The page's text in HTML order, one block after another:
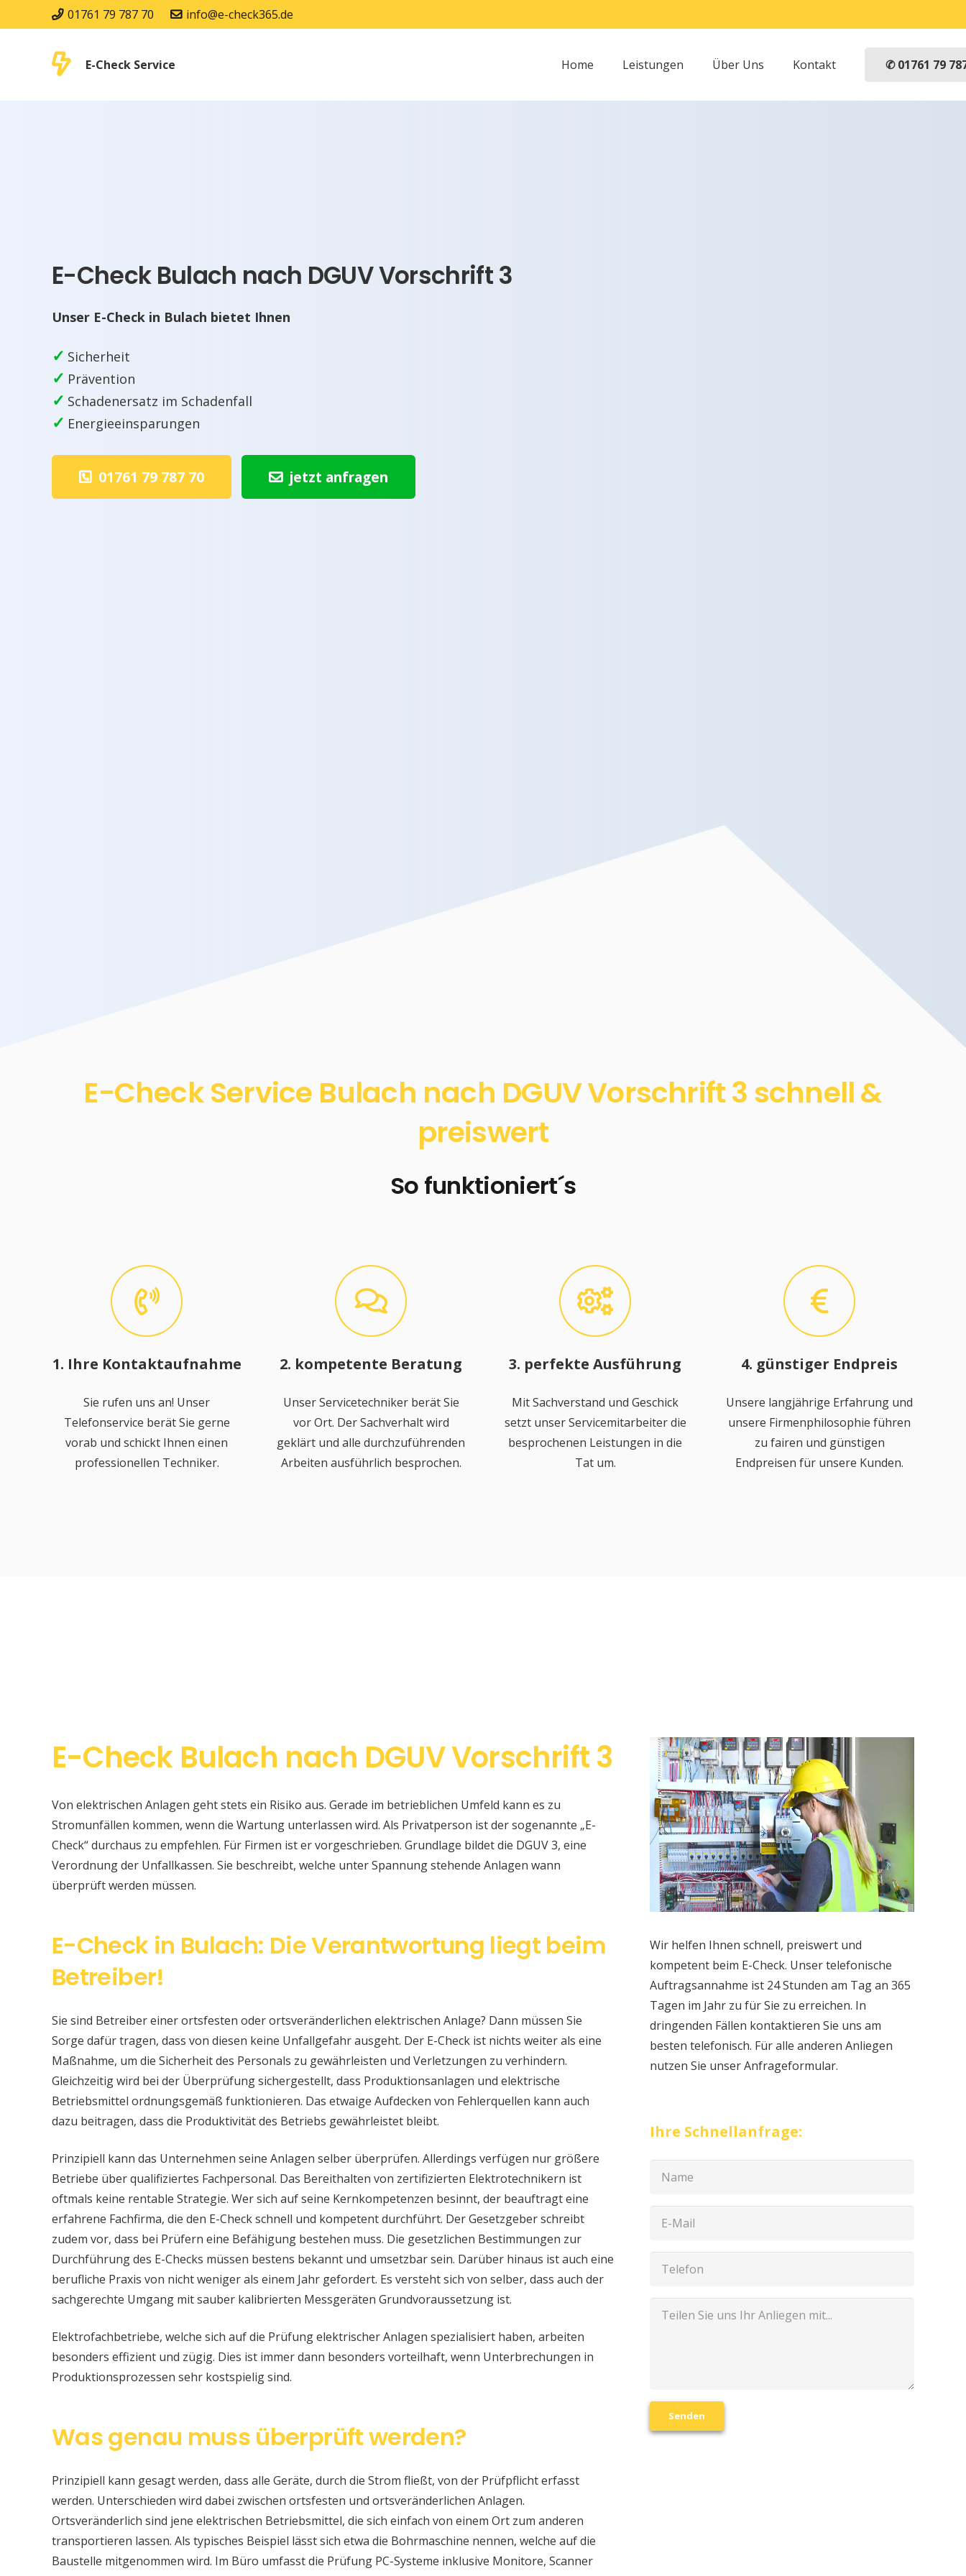
01761 79 787 70 info@e-check365.de
E-Check Service Home Leistungen Über Uns Kontakt ✆ 01761 79
E-Check Bulach nach DGUV Vorschrift 3
Unser E-Check in Bulach bietet Ihnen
✓ Sicherheit
✓ Prävention
✓ Schadenersatz im Schadenfall
✓ Energieeinsparungen
01761 79 787 70 jetzt anfragen
E-Check Service Bulach nach DGUV Vorschrift 3 schnell &
preiswert
So funktioniert´s
1. Ihre Kontaktaufnahme
Sie rufen uns an! Unser
Telefonservice berät Sie gerne
vorab und schickt Ihnen einen
professionellen Techniker.
2. kompetente Beratung
Unser Servicetechniker berät Sie
vor Ort. Der Sachverhalt wird
geklärt und alle durchzuführenden
Arbeiten ausführlich besprochen.
3. perfekte Ausführung
Mit Sachverstand und Geschick
setzt unser Servicemitarbeiter die
besprochenen Leistungen in die
Tat um.
4. günstiger Endpreis
Unsere langjährige Erfahrung und
unsere Firmenphilosophie führen
zu fairen und günstigen
Endpreisen für unsere Kunden.
E-Check Bulach nach DGUV Vorschrift 3
Von elektrischen Anlagen geht stets ein Risiko aus. Gerade im betrieblichen Umfeld kann es zu
Stromunfällen kommen, wenn die Wartung unterlassen wird. Als Privatperson ist der sogenannte „E-
Check“ durchaus zu empfehlen. Für Firmen ist er vorgeschrieben. Grundlage bildet die DGUV 3, eine
Verordnung der Unfallkassen. Sie beschreibt, welche unter Spannung stehende Anlagen wann
überprüft werden müssen.
E-Check in Bulach: Die Verantwortung liegt beim
Betreiber!
Sie sind Betreiber einer ortsfesten oder ortsveränderlichen elektrischen Anlage? Dann müssen Sie
Sorge dafür tragen, dass von diesen keine Unfallgefahr ausgeht. Der E-Check ist nichts weiter als eine
Maßnahme, um die Sicherheit des Personals zu gewährleisten und Verletzungen zu verhindern.
Gleichzeitig wird bei der Überprüfung sichergestellt, dass Produktionsanlagen und elektrische
Betriebsmittel ordnungsgemäß funktionieren. Das etwaige Aufdecken von Fehlerquellen kann auch
dazu beitragen, dass die Produktivität des Betriebs gewährleistet bleibt.
Prinzipiell kann das Unternehmen seine Anlagen selber überprüfen. Allerdings verfügen nur größere
Betriebe über qualifiziertes Fachpersonal. Das Bereithalten von zertifizierten Elektrotechnikern ist
oftmals keine rentable Strategie. Wer sich auf seine Kernkompetenzen besinnt, der beauftragt eine
erfahrene Fachfirma, die den E-Check schnell und kompetent durchführt. Der Gesetzgeber schreibt
zudem vor, dass bei Prüfern eine Befähigung bestehen muss. Die gesetzlichen Bestimmungen zur
Durchführung des E-Checks müssen bestens bekannt und umsetzbar sein. Darüber hinaus ist auch eine
berufliche Praxis von nicht weniger als einem Jahr gefordert. Es versteht sich von selber, dass auch der
sachgerechte Umgang mit sauber kalibrierten Messgeräten Grundvoraussetzung ist.
Elektrofachbetriebe, welche sich auf die Prüfung elektrischer Anlagen spezialisiert haben, arbeiten
besonders effizient und zügig. Dies ist immer dann besonders vorteilhaft, wenn Unterbrechungen in
Produktionsprozessen sehr kostspielig sind.
Was genau muss überprüft werden?
Prinzipiell kann gesagt werden, dass alle Geräte, durch die Strom fließt, von der Prüfpflicht erfasst
werden. Unterschieden wird dabei zwischen ortsfesten und ortsveränderlichen Anlagen.
Ortsveränderlich sind jene elektrischen Betriebsmittel, die sich einfach von einem Ort zum anderen
transportieren lassen. Als typisches Beispiel lässt sich etwa die Bohrmaschine nennen, welche auf die
Baustelle mitgenommen wird. Im Büro umfasst die Prüfung PC-Systeme inklusive Monitore, Scanner
Wir helfen Ihnen schnell, preiswert und
kompetent beim E-Check. Unser telefonische
Auftragsannahme ist 24 Stunden am Tag an 365
Tagen im Jahr zu für Sie zu erreichen. In
dringenden Fällen kontaktieren Sie uns am
besten telefonisch. Für alle anderen Anliegen
nutzen Sie unser Anfrageformular.
Ihre Schnellanfrage:
Senden